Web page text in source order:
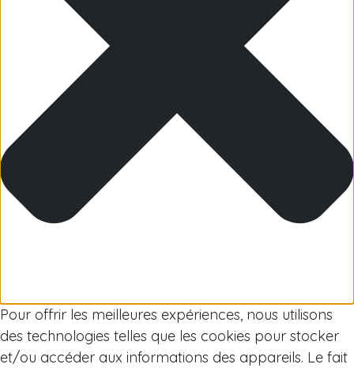
Pour offrir les meilleures expériences, nous utilisons
des technologies telles que les cookies pour stocker
et/ou accéder aux informations des appareils. Le fait
Arctique